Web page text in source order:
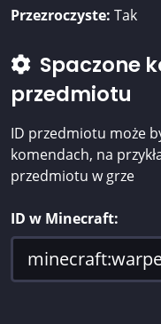
Przezroczyste: Tak
Spaczone
przedmiotu
ID przedmiotu może
komendach, na
przedmiotu w grze
ID w Minecraft: